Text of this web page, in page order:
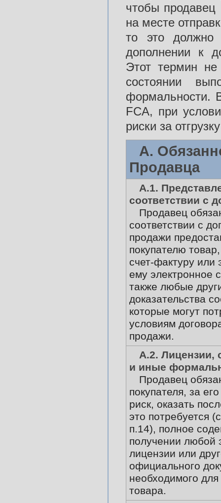
чтобы продавец
на месте
то это должно
дополнении к
Этот термин не
состоянии
формальности.
FCA, при
риски за
А.
Продавца
А.1.
соответствии с
Продавец
соответствии с
продажи
покупателю
счет-фактуру или
ему электронное
также любые
доказательства
которые могут
условиям
продажи.
А.2. Лицензии,
и иные
Продавец
покупателя, за
риск, оказать
это потребуется
п.14), полное
получении любой
лицензии или
официального
необходимого для
товара.